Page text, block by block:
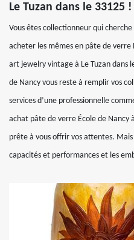
Le Tuzan dans le 33125 !
Vous êtes collectionneur qui
acheter les mêmes en pâte de verre
art jewelry vintage à Le Tuzan dans
de Nancy vous reste à remplir vos
services d’une professionnelle
achat pâte de verre École de Nancy
prête à vous offrir vos attentes.
capacités et performances et les